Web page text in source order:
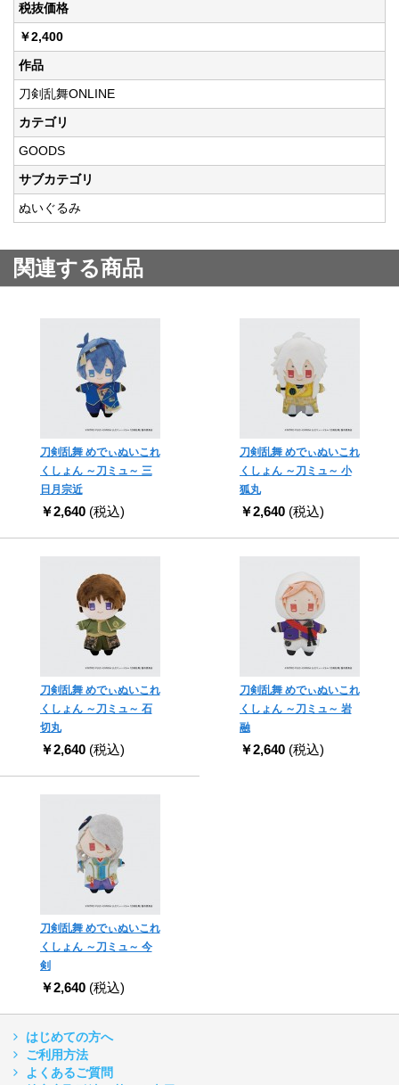
税抜価格
￥2,400
作品
刀剣乱舞ONLINE
カテゴリ
GOODS
サブカテゴリ
ぬいぐるみ
関連する商品
刀剣乱舞 めでぃぬいこれ
くしょん ～刀ミュ～ 三
日月宗近
￥2,640 (税込)
刀剣乱舞 めでぃぬいこれ
くしょん ～刀ミュ～ 小
狐丸
￥2,640 (税込)
刀剣乱舞 めでぃぬいこれ
くしょん ～刀ミュ～ 石
切丸
￥2,640 (税込)
刀剣乱舞 めでぃぬいこれ
くしょん ～刀ミュ～ 岩
融
￥2,640 (税込)
刀剣乱舞 めでぃぬいこれ
くしょん ～刀ミュ～ 今
剣
￥2,640 (税込)
はじめての方へ
ご利用方法
よくあるご質問